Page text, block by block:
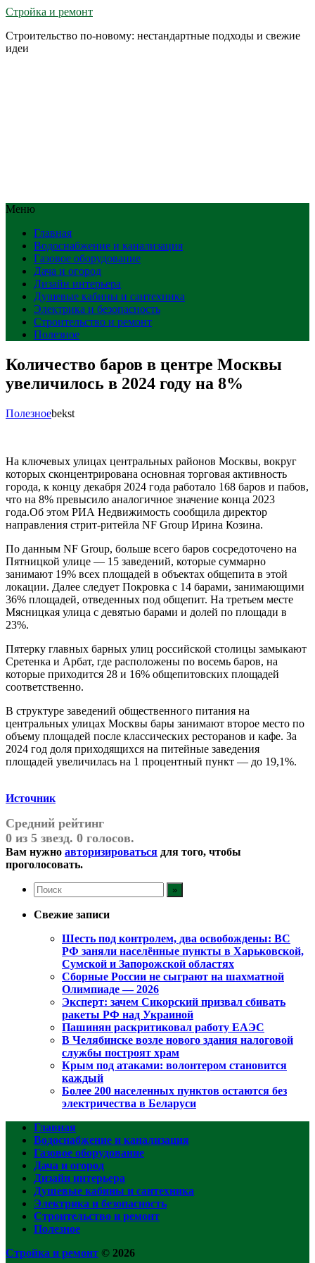
Стройка и ремонт
Строительство по-новому: нестандартные подходы и свежие
идеи
Меню
Главная
Водоснабжение и канализация
Газовое оборудование
Дача и огород
Дизайн интерьера
Душевые кабины и сантехника
Электрика и безопасность
Строительство и ремонт
Полезное
Количество баров в центре Москвы
увеличилось в 2024 году на 8%
Полезноеbekst
На ключевых улицах центральных районов Москвы, вокруг
которых сконцентрирована основная торговая активность
города, к концу декабря 2024 года работало 168 баров и пабов,
что на 8% превысило аналогичное значение конца 2023
года.Об этом РИА Недвижимость сообщила директор
направления стрит-ритейла NF Group Ирина Козина.
По данным NF Group, больше всего баров сосредоточено на
Пятницкой улице — 15 заведений, которые суммарно
занимают 19% всех площадей в объектах общепита в этой
локации. Далее следует Покровка с 14 барами, занимающими
36% площадей, отведенных под общепит. На третьем месте
Мясницкая улица с девятью барами и долей по площади в
23%.
Пятерку главных барных улиц российской столицы замыкают
Сретенка и Арбат, где расположены по восемь баров, на
которые приходится 28 и 16% общепитовских площадей
соответственно.
В структуре заведений общественного питания на
центральных улицах Москвы бары занимают второе место по
объему площадей после классических ресторанов и кафе. За
2024 год доля приходящихся на питейные заведения
площадей увеличилась на 1 процентный пункт — до 19,1%.
Источник
Средний рейтинг
0 из 5 звезд. 0 голосов.
Вам нужно авторизироваться для того, чтобы
проголосовать.
Свежие записи
Шесть под контролем, два освобождены: ВС
РФ заняли населённые пункты в Харьковской,
Сумской и Запорожской областях
Сборные России не сыграют на шахматной
Олимпиаде — 2026
Эксперт: зачем Сикорский призвал сбивать
ракеты РФ над Украиной
Пашинян раскритиковал работу ЕАЭС
В Челябинске возле нового здания налоговой
службы построят храм
Крым под атаками: волонтером становится
каждый
Более 200 населенных пунктов остаются без
электричества в Беларуси
Главная
Водоснабжение и канализация
Газовое оборудование
Дача и огород
Дизайн интерьера
Душевые кабины и сантехника
Электрика и безопасность
Строительство и ремонт
Полезное
Стройка и ремонт © 2026